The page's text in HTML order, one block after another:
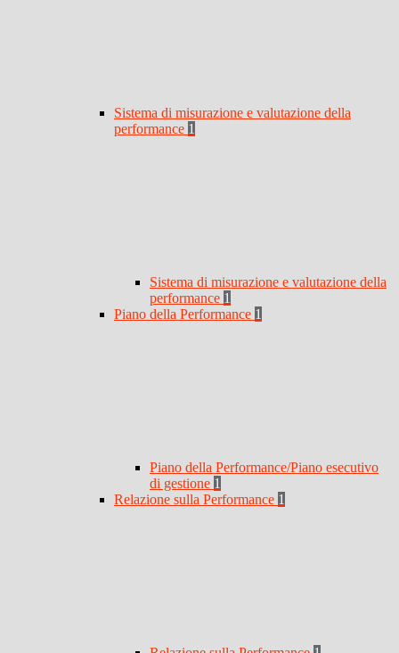
Sistema di misurazione e valutazione della
performance 1
Sistema di misurazione e valutazione della
performance 1
Piano della Performance 1
Piano della Performance/Piano esecutivo
di gestione 1
Relazione sulla Performance 1